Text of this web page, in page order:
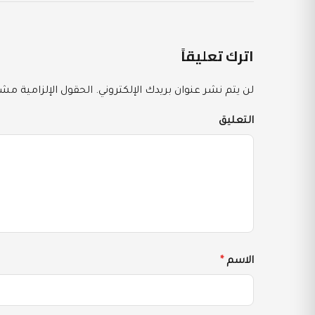
اترك تعليقاً
لن يتم نشر عنوان بريدك الإلكتروني. الحقول الإلزامية
التعليق
الاسم *